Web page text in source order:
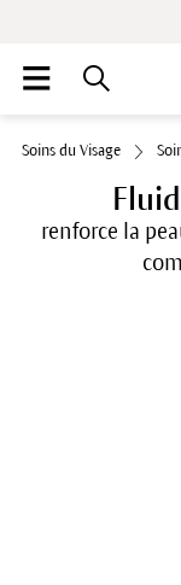
Soins du Visage
renforce la